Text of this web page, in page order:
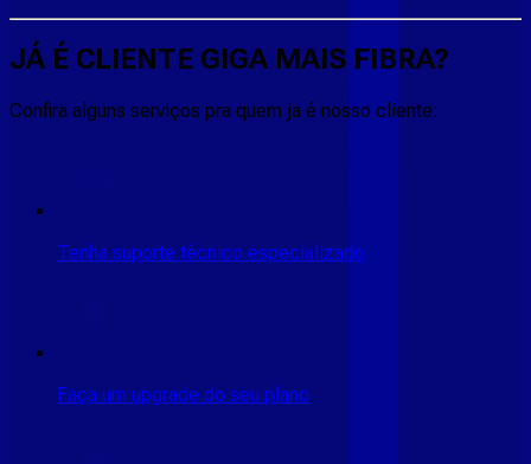
JÁ É CLIENTE GIGA MAIS FIBRA?
Confira alguns serviços pra quem ja é nosso cliente:
Tenha suporte técnico especializado
Faça um upgrade do seu plano